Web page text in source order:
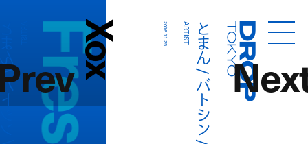
Droptokyo
Xox ARTIST
2016.11.25